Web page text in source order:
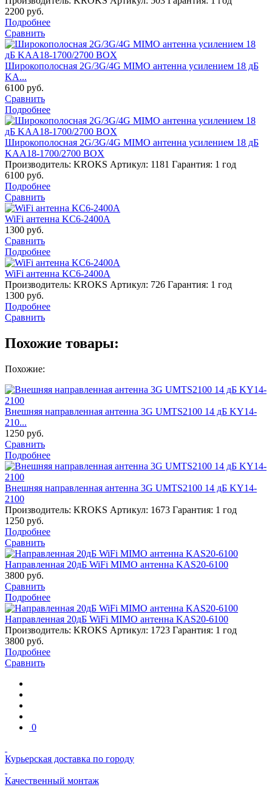
2200 руб.
Подробнее
Сравнить
Широкополосная 2G/3G/4G MIMO антенна усилением 18 дБ
KA...
6100 руб.
Сравнить
Подробнее
Широкополосная 2G/3G/4G MIMO антенна усилением 18 дБ
KAA18-1700/2700 BOX
Производитель: KROKS Артикул: 1181 Гарантия: 1 год
6100 руб.
Подробнее
Сравнить
WiFi антенна KC6-2400A
1300 руб.
Сравнить
Подробнее
WiFi антенна KC6-2400A
Производитель: KROKS Артикул: 726 Гарантия: 1 год
1300 руб.
Подробнее
Сравнить
Похожие товары:
Похожие:
Внешняя направленная антенна 3G UMTS2100 14 дБ KY14-
210...
1250 руб.
Сравнить
Подробнее
Внешняя направленная антенна 3G UMTS2100 14 дБ KY14-
2100
Производитель: KROKS Артикул: 1673 Гарантия: 1 год
1250 руб.
Подробнее
Сравнить
Направленная 20дБ WiFi MIMO антенна KAS20-6100
3800 руб.
Сравнить
Подробнее
Направленная 20дБ WiFi MIMO антенна KAS20-6100
Производитель: KROKS Артикул: 1723 Гарантия: 1 год
3800 руб.
Подробнее
Сравнить
0
Курьерская доставка по городу
Качественный монтаж